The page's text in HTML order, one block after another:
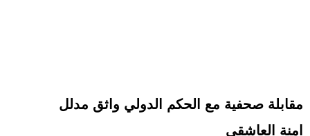
مقابلة صحفية مع الحكم الدولي واثق مدلل
امنة العاشقي